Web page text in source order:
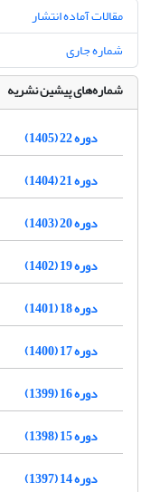
مقالات آماده انتشار
شماره جاری
شماره‌های پیشین نشریه
دوره 22 (1405)
دوره 21 (1404)
دوره 20 (1403)
دوره 19 (1402)
دوره 18 (1401)
دوره 17 (1400)
دوره 16 (1399)
دوره 15 (1398)
دوره 14 (1397)